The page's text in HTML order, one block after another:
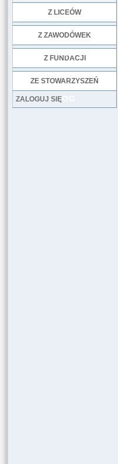
Z LICEÓW
Z ZAWODÓWEK
Z FUNDACJI
ZE STOWARZYSZEŃ
LOG
ZALOGUJ SIĘ